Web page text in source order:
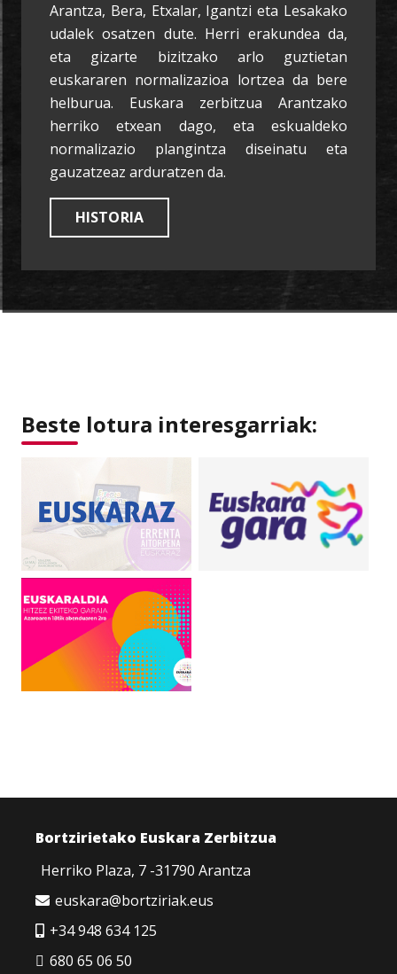
Arantza, Bera, Etxalar, Igantzi eta Lesakako
udalek osatzen dute. Herri erakundea da,
eta gizarte bizitzako arlo guztietan
euskararen normalizazioa lortzea da bere
helburua. Euskara zerbitzua Arantzako
herriko etxean dago, eta eskualdeko
normalizazio plangintza diseinatu eta
gauzatzeaz arduratzen da.
HISTORIA
Beste lotura interesgarriak:
Bortzirietako Euskara Zerbitzua
Herriko Plaza, 7 -31790 Arantza
euskara@bortziriak.eus
+34 948 634 125
680 65 06 50